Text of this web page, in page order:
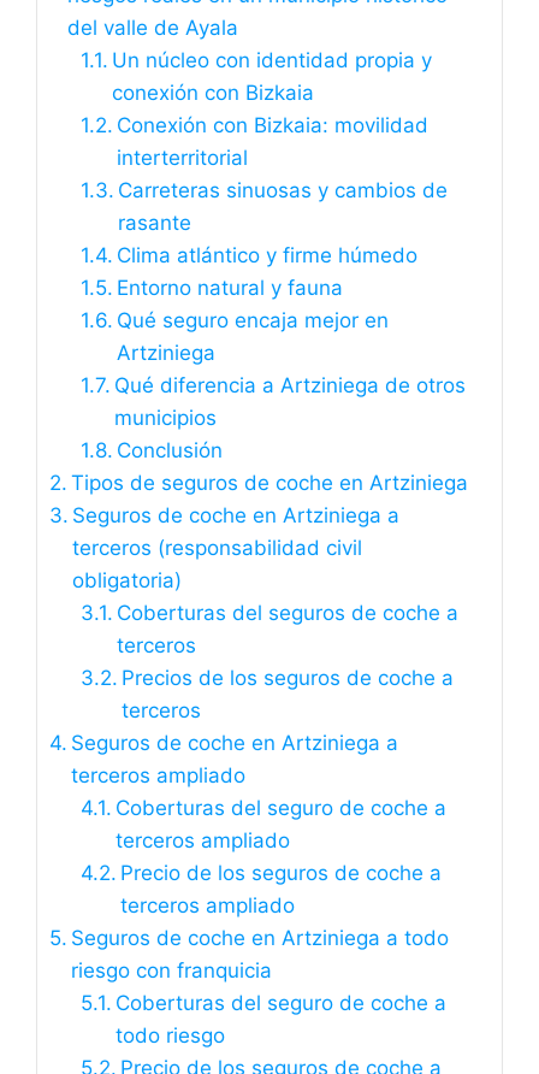
del valle de Ayala
Un núcleo con identidad propia y
conexión con Bizkaia
Conexión con Bizkaia: movilidad
interterritorial
Carreteras sinuosas y cambios de
rasante
Clima atlántico y firme húmedo
Entorno natural y fauna
Qué seguro encaja mejor en
Artziniega
Qué diferencia a Artziniega de otros
municipios
Conclusión
Tipos de seguros de coche en Artziniega
Seguros de coche en Artziniega a
terceros (responsabilidad civil
obligatoria)
Coberturas del seguros de coche a
terceros
Precios de los seguros de coche a
terceros
Seguros de coche en Artziniega a
terceros ampliado
Coberturas del seguro de coche a
terceros ampliado
Precio de los seguros de coche a
terceros ampliado
Seguros de coche en Artziniega a todo
riesgo con franquicia
Coberturas del seguro de coche a
todo riesgo
Precio de los seguros de coche a